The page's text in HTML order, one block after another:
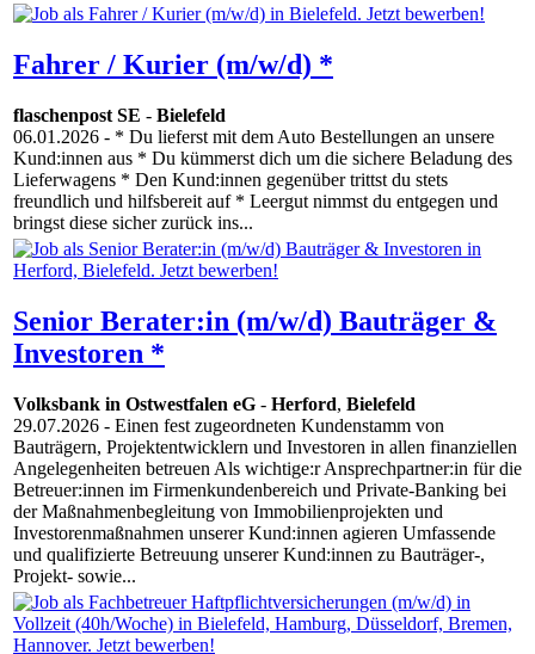
Fahrer / Kurier (m/w/d) *
flaschenpost SE - Bielefeld
06.01.2026 - * Du lieferst mit dem Auto Bestellungen an unsere
Kund:innen aus * Du kümmerst dich um die sichere Beladung des
Lieferwagens * Den Kund:innen gegenüber trittst du stets
freundlich und hilfsbereit auf * Leergut nimmst du entgegen und
bringst diese sicher zurück ins...
Senior Berater:in (m/w/d) Bauträger &
Investoren *
Volksbank in Ostwestfalen eG - Herford, Bielefeld
29.07.2026 - Einen fest zugeordneten Kundenstamm von
Bauträgern, Projektentwicklern und Investoren in allen finanziellen
Angelegenheiten betreuen Als wichtige:r Ansprechpartner:in für die
Betreuer:innen im Firmenkundenbereich und Private-Banking bei
der Maßnahmenbegleitung von Immobilienprojekten und
Investorenmaßnahmen unserer Kund:innen agieren Umfassende
und qualifizierte Betreuung unserer Kund:innen zu Bauträger-,
Projekt- sowie...